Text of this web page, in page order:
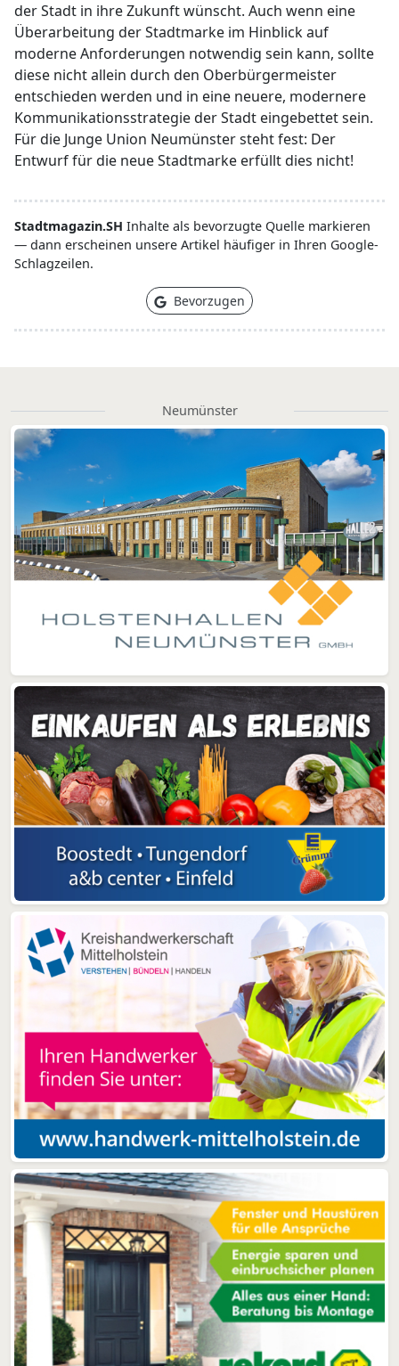
der Stadt in ihre Zukunft wünscht. Auch wenn eine
Überarbeitung der Stadtmarke im Hinblick auf
moderne Anforderungen notwendig sein kann, sollte
diese nicht allein durch den Oberbürgermeister
entschieden werden und in eine neuere, modernere
Kommunikationsstrategie der Stadt eingebettet sein.
Für die Junge Union Neumünster steht fest: Der
Entwurf für die neue Stadtmarke erfüllt dies nicht!
Stadtmagazin.SH Inhalte als bevorzugte Quelle markieren
— dann erscheinen unsere Artikel häufiger in Ihren Google-
Schlagzeilen.
Bevorzugen
Neumünster